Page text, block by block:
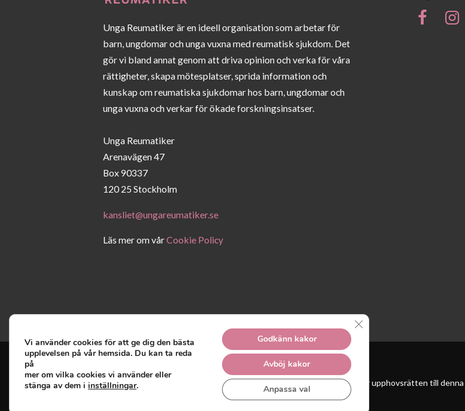
Unga Reumatiker är en ideell organisation som arbetar för
barn, ungdomar och unga vuxna med reumatisk sjukdom. Det
gör vi bland annat genom att driva opinion och verka för våra
rättigheter, skapa mötesplatser, sprida information och
kunskap om reumatiska sjukdomar hos barn, ungdomar och
unga vuxna och verkar för ökade forskningsinsatser.
Unga Reumatiker
Arenavägen 47
Box 90337
120 25 Stockholm
kansliet@ungareumatiker.se
Läs mer om vårCookie Policy
Unga Reumatiker© 2019 - Unga Reumatiker innehar upphovsrätten till
Vi använder cookies för att ge dig den bästa
upplevelsen på vår hemsida. Du kan ta reda
på
mer om vilka cookies vi använder eller
stänga av dem i inställningar.
Godkänn kakor
Avböj kakor
Anpassa val
Close GDPR Cookie Banner